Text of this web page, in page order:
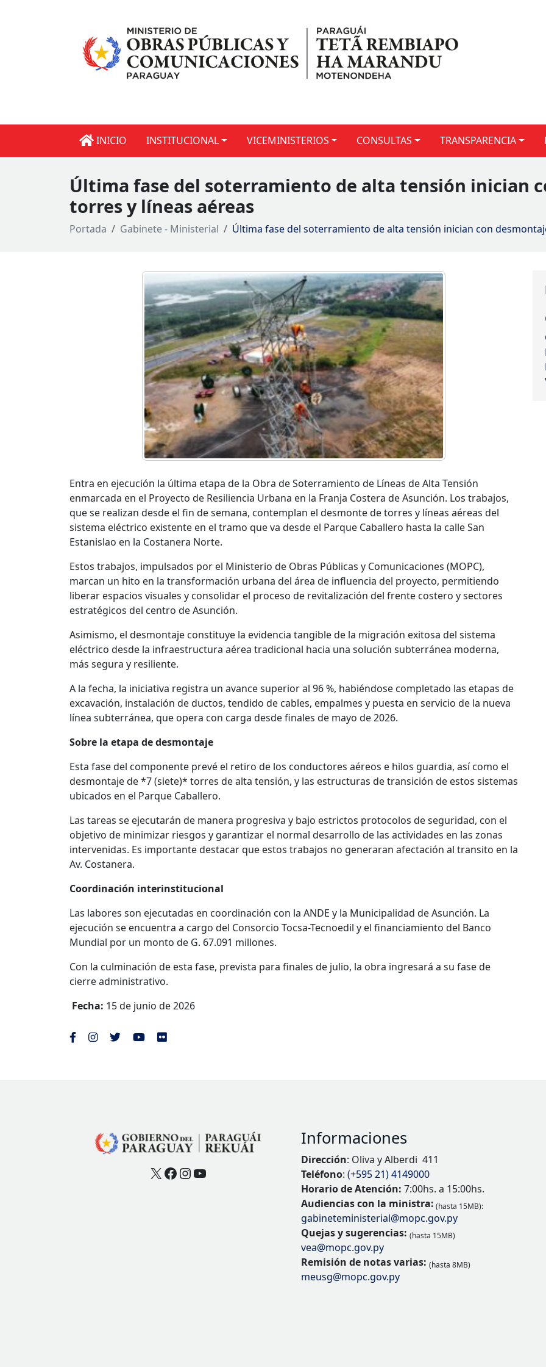
INICIO INSTITUCIONAL VICEMINISTERIOS CONSULTAS TRANSPARENCIA
Última fase del soterramiento de alta tensión inician
torres y líneas aéreas
Portada Gabinete - Ministerial Última fase del soterramiento de alta tensión inician con
Entra en ejecución la última etapa de la Obra de Soterramiento de Líneas de Alta Tensión
enmarcada en el Proyecto de Resiliencia Urbana en la Franja Costera de Asunción. Los trabajos,
que se realizan desde el fin de semana, contemplan el desmonte de torres y líneas aéreas del
sistema eléctrico existente en el tramo que va desde el Parque Caballero hasta la calle San
Estanislao en la Costanera Norte.
Estos trabajos, impulsados por el Ministerio de Obras Públicas y Comunicaciones (MOPC),
marcan un hito en la transformación urbana del área de influencia del proyecto, permitiendo
liberar espacios visuales y consolidar el proceso de revitalización del frente costero y sectores
estratégicos del centro de Asunción.
Asimismo, el desmontaje constituye la evidencia tangible de la migración exitosa del sistema
eléctrico desde la infraestructura aérea tradicional hacia una solución subterránea moderna,
más segura y resiliente.
A la fecha, la iniciativa registra un avance superior al 96 %, habiéndose completado las etapas de
excavación, instalación de ductos, tendido de cables, empalmes y puesta en servicio de la nueva
línea subterránea, que opera con carga desde finales de mayo de 2026.
Sobre la etapa de desmontaje
Esta fase del componente prevé el retiro de los conductores aéreos e hilos guardia, así como el
desmontaje de *7 (siete)* torres de alta tensión, y las estructuras de transición de estos sistemas
ubicados en el Parque Caballero.
Las tareas se ejecutarán de manera progresiva y bajo estrictos protocolos de seguridad, con el
objetivo de minimizar riesgos y garantizar el normal desarrollo de las actividades en las zonas
intervenidas. Es importante destacar que estos trabajos no generaran afectación al transito en la
Av. Costanera.
Coordinación interinstitucional
Las labores son ejecutadas en coordinación con la ANDE y la Municipalidad de Asunción. La
ejecución se encuentra a cargo del Consorcio Tocsa-Tecnoedil y el financiamiento del Banco
Mundial por un monto de G. 67.091 millones.
Con la culminación de esta fase, prevista para finales de julio, la obra ingresará a su fase de
cierre administrativo.
Fecha: 15 de junio de 2026
X Facebook
Instagram
YouTube
Informaciones
Dirección: Oliva y Alberdi 411
Teléfono: (+595 21) 4149000
Horario de Atención: 7:00hs. a 15:00hs.
Audiencias con la ministra: (hasta 15MB):
gabineteministerial@mopc.gov.py
Quejas y sugerencias: (hasta 15MB)
vea@mopc.gov.py
Remisión de notas varias: (hasta 8MB)
meusg@mopc.gov.py